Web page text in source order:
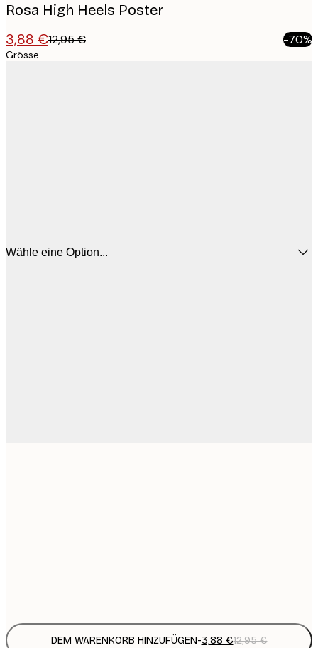
Rosa High Heels Poster
3,88 €12,95 € -70%
Grösse
Wähle eine Option...
DEM WARENKORB HINZUFÜGEN-3,88 €12,95 €